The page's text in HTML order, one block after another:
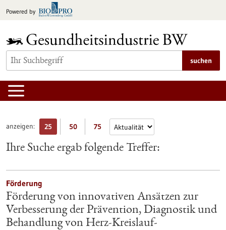
Inhalt
Powered by
suchen
anzeigen: 25 50 75
Ihre Suche ergab folgende Treffer:
Förderung
Förderung von innovativen Ansätzen zur
Verbesserung der Prävention, Diagnostik und
Behandlung von Herz-Kreislauf-